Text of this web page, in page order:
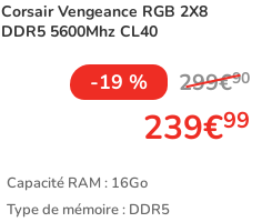
CorsairVengeance RGB 2X8
DDR5 5600Mhz CL40
-19 % 299€90
239€99
Capacité RAM : 16Go
Type de mémoire : DDR5